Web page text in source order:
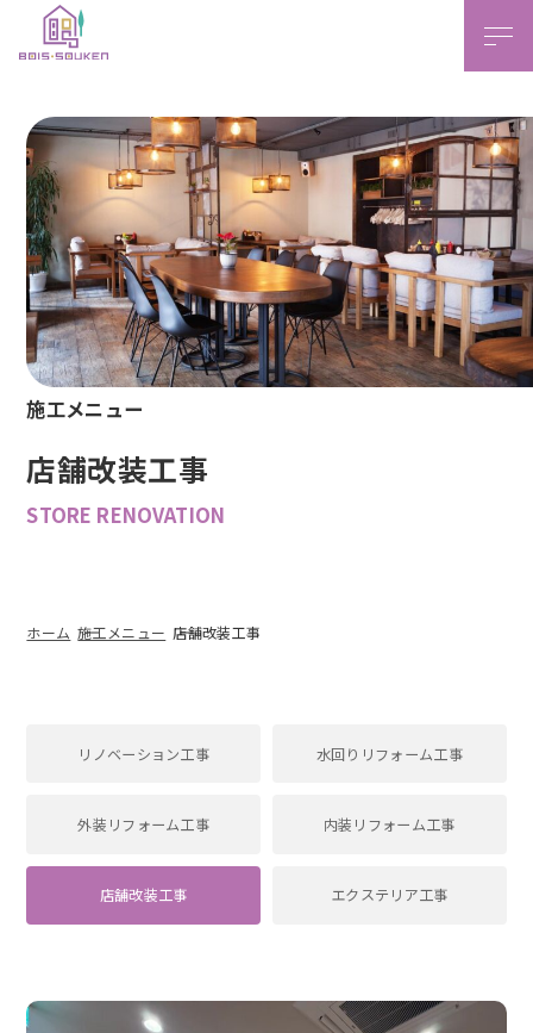
施工メニュー
店舗改装工事
STORE RENOVATION
ホーム 施工メニュー 店舗改装工事
リノベーション工事 水回りリフォーム工事
外装リフォーム工事 内装リフォーム工事
店舗改装工事 エクステリア工事